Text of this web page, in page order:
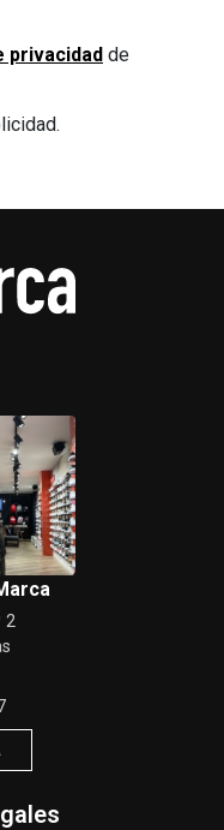
privacidad de
2